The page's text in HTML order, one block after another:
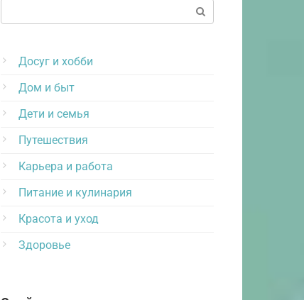
Досуг и хобби
Дом и быт
Дети и семья
Путешествия
Карьера и работа
Питание и кулинария
Красота и уход
Здоровье